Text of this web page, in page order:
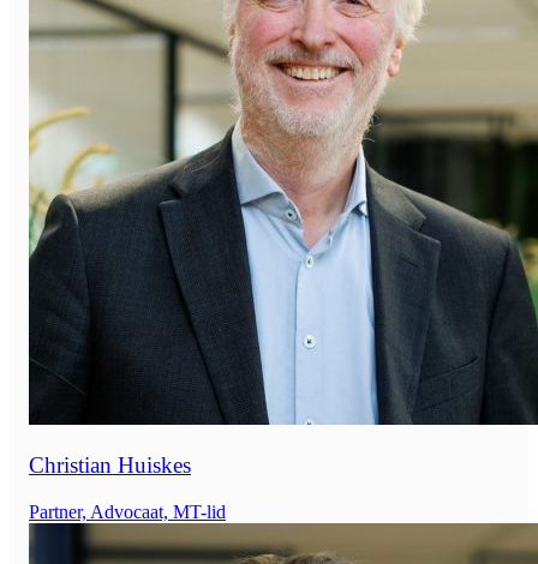
Christian Huiskes
Partner, Advocaat, MT-lid